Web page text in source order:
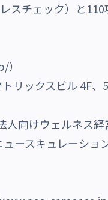
スチェック）と
リックスビル 4F、
向けウェルネス
ースキュレーシ